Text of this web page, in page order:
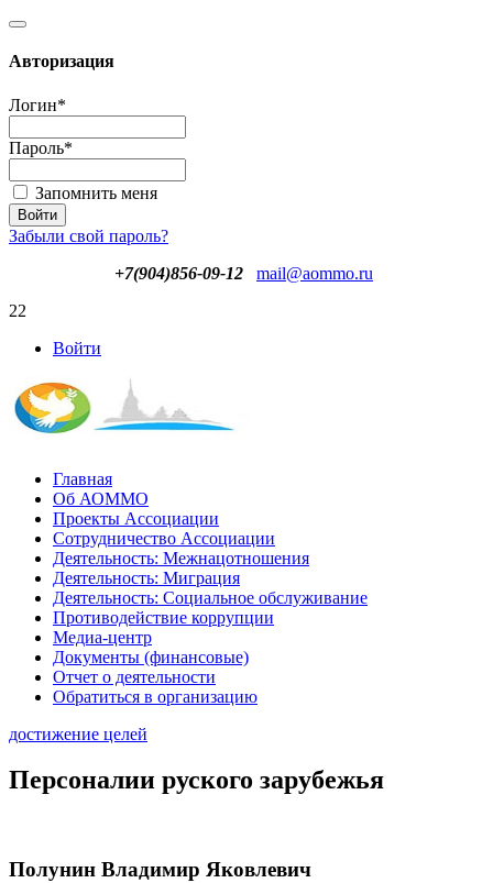
Авторизация
Логин*
Пароль*
Запомнить меня
Забыли свой пароль?
+7(904)856-09-12
mail@aommo.ru
22
Войти
Главная
Об АОММО
Проекты Ассоциации
Сотрудничество Ассоциации
Деятельность: Межнацотношения
Деятельность: Миграция
Деятельность: Социальное обслуживание
Противодействие коррупции
Медиа-центр
Документы (финансовые)
Отчет о деятельности
Обратиться в организацию
достижение целей
Персоналии руского зарубежья
Полунин Владимир Яковлевич